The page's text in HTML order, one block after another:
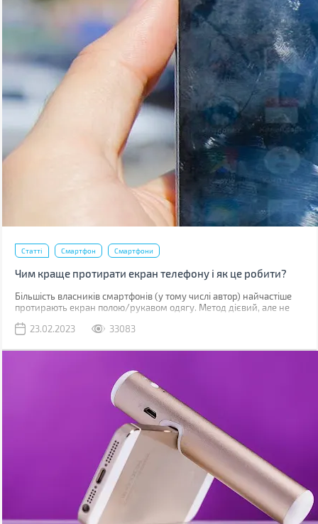
Статті Смартфон Смартфони
Чим краще протирати екран телефону і як це робити?
Більшість власників смартфонів (у тому числі автор) найчастіше
протирають екран полою/рукавом одягу. Метод дієвий, але не
уважно придивитесь до дисплея, скоріше за все побачите
очищення.
23.02.2023 33083